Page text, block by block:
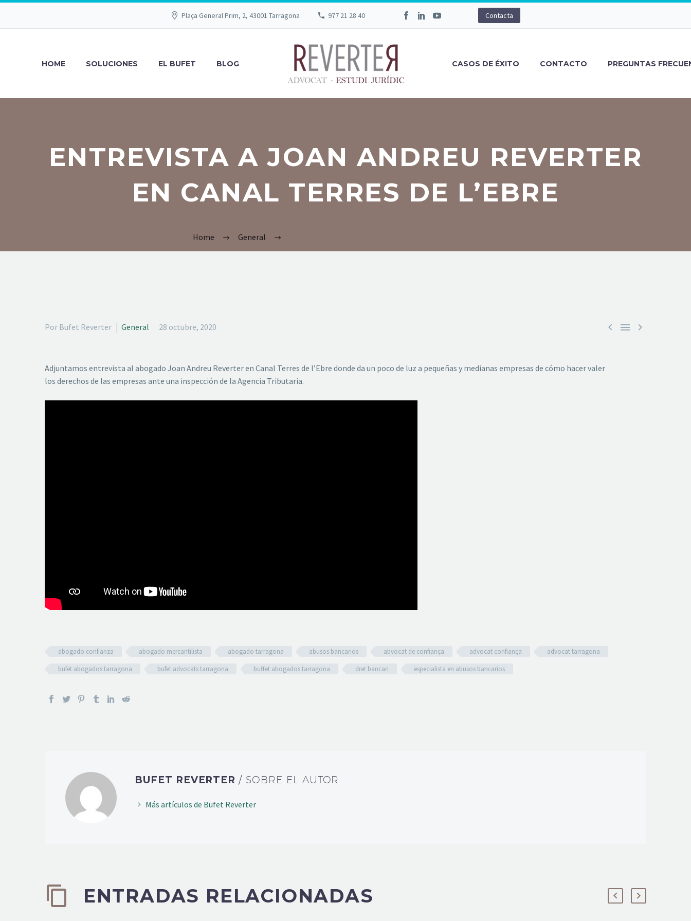
Plaça General Prim, 2, 43001 Tarragona 977 21 28 40 Contacta
HOME SOLUCIONES EL BUFET BLOG CASOS DE ÉXITO CONTACTO PREGUNTAS
ENTREVISTA A JOAN ANDREU REVERTER
EN CANAL TERRES DE L’EBRE
Home General
  
Por Bufet Reverter General 28 octubre, 2020
Adjuntamos entrevista al abogado Joan Andreu Reverter en Canal Terres de l’Ebre donde da un poco de luz a pequeñas y medianas empresas de cómo hacer valer
los derechos de las empresas ante una inspección de la Agencia Tributaria.
abogado confianza abogado mercantilista abogado tarragona abusos bancarios abvocat de confiança advocat confiança
advocat tarragona
bufet abogados tarragona
bufet advocats tarragona buffet abogados tarragona dret bancari especialista en abusos bancarios
BUFET REVERTER/ SOBRE EL AUTOR
Más artículos de Bufet Reverter
ENTRADAS RELACIONADAS